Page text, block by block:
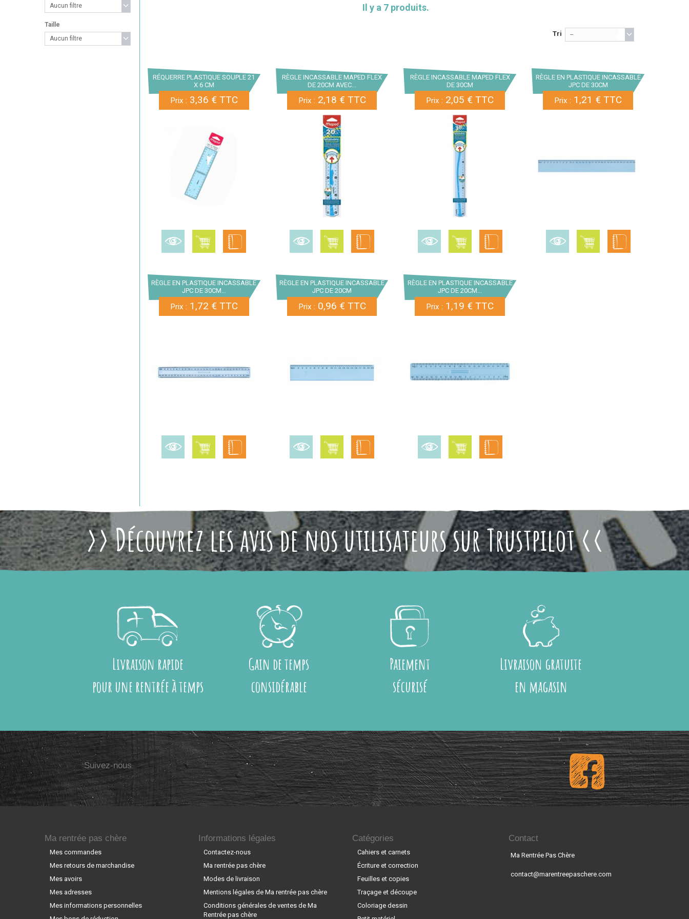
Aucun filtre
Taille
Aucun filtre
Il y a 7 produits.
Tri --
RÉQUERRE PLASTIQUE SOUPLE 21
X 6 CM
Prix : 3,36 € TTC
RÈGLE INCASSABLE MAPED FLEX
DE 20CM AVEC...
Prix : 2,18 € TTC
RÈGLE INCASSABLE MAPED FLEX
DE 30CM
Prix : 2,05 € TTC
RÈGLE EN PLASTIQUE INCASSABLE
JPC DE 30CM
Prix : 1,21 € TTC
RÈGLE EN PLASTIQUE INCASSABLE
JPC DE 30CM...
Prix : 1,72 € TTC
RÈGLE EN PLASTIQUE INCASSABLE
JPC DE 20CM
Prix : 0,96 € TTC
RÈGLE EN PLASTIQUE INCASSABLE
JPC DE 20CM...
Prix : 1,19 € TTC
>> Découvrez les avis de nos utilisateurs sur Trustpilot <<
Livraison rapide
pour une rentrée à temps
Gain de temps
considérable
Paiement
sécurisé
Livraison gratuite
en magasin
Suivez-nous
Ma rentrée pas chère
Mes commandes
Mes retours de marchandise
Mes avoirs
Mes adresses
Mes informations personnelles
Informations légales
Contactez-nous
Ma rentrée pas chère
Modes de livraison
Mentions légales de Ma rentrée pas chère
Conditions générales de ventes de Ma
Rentrée pas chère
Catégories
Cahiers et carnets
Écriture et correction
Feuilles et copies
Traçage et découpe
Coloriage dessin
Contact
Ma Rentrée Pas Chère
contact@marentreepaschere.com